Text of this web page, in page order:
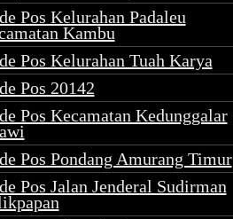
Pos Kelurahan Padaleu
Kambu
Pos Kelurahan Tuah Karya
Pos 20142
Pos Kecamatan Kedunggalar
Pos Pondang Amurang Timur
Pos Jalan Jenderal Sudirman